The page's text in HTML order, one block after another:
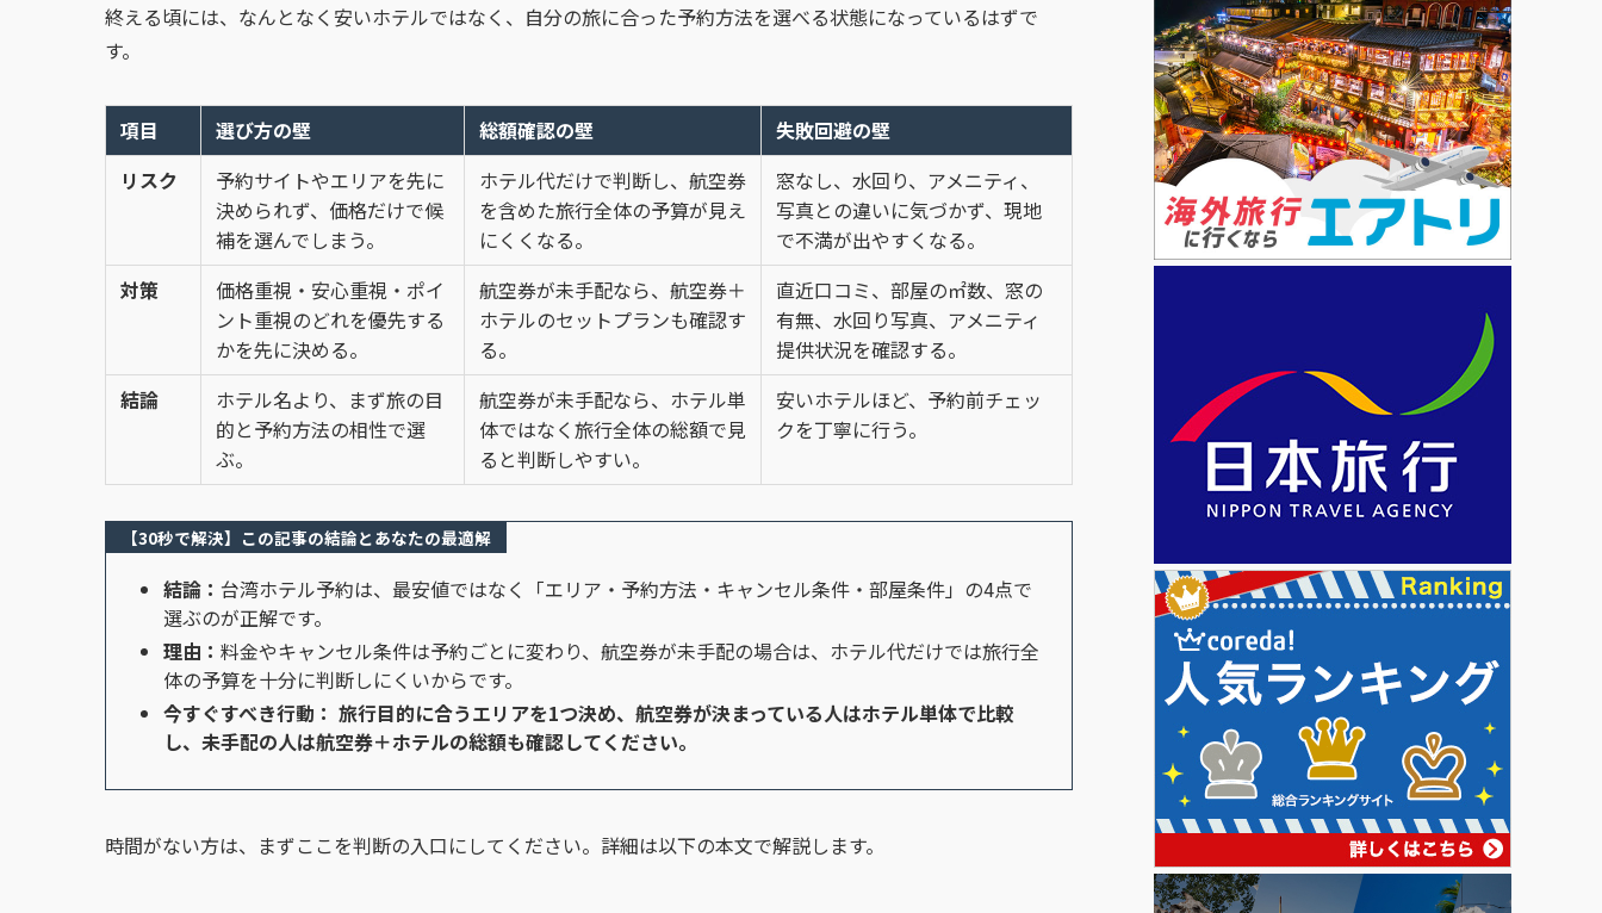
終える頃には、なんとなく安いホテルではなく、自分の旅に合った予約方法を選べる状態になっているはずで
す。
項目 選び方の壁 総額確認の壁
失敗回避の壁
リスク
予約サイトやエリアを先に
決められず、価格だけで候
補を選んでしまう。
ホテル代だけで判断し、航空券
を含めた旅行全体の予算が見え
にくくなる。
窓なし、水回り、アメニティ、
写真との違いに気づかず、現地
で不満が出やすくなる。
対策
価格重視・安心重視・ポイ
ント重視のどれを優先する
かを先に決める。
航空券が未手配なら、航空券＋
ホテルのセットプランも確認す
る。
直近口コミ、部屋の㎡数、窓の
有無、水回り写真、アメニティ
提供状況を確認する。
結論
ホテル名より、まず旅の目
的と予約方法の相性で選
ぶ。
航空券が未手配なら、ホテル単
体ではなく旅行全体の総額で見
ると判断しやすい。
安いホテルほど、予約前チェッ
クを丁寧に行う。
【30秒で解決】この記事の結論とあなたの最適解
結論： 台湾ホテル予約は、最安値ではなく「エリア・予約方法・キャンセル条件・部屋条件」の4点で
選ぶのが正解です。
理由： 料金やキャンセル条件は予約ごとに変わり、航空券が未手配の場合は、ホテル代だけでは旅行全
体の予算を十分に判断しにくいからです。
今すぐすべき行動： 旅行目的に合うエリアを1つ決め、航空券が決まっている人はホテル単体で比較
し、未手配の人は航空券＋ホテルの総額も確認してください。
時間がない方は、まずここを判断の入口にしてください。詳細は以下の本文で解説します。